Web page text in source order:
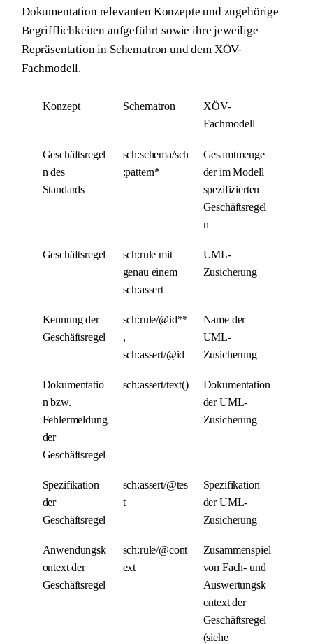
Dokumentation relevanten Konzepte und zugehörige
Begrifflichkeiten aufgeführt sowie ihre jeweilige
Repräsentation in Schematron und dem XÖV-
Fachmodell.
Konzept Schematron
XÖV-
Fachmodell
Geschäftsregel
n des
Standards
sch:schema/sch
:pattern*
Gesamtmenge
der im Modell
spezifizierten
Geschäftsregel
n
Geschäftsregel
sch:rule mit
genau einem
sch:assert
UML-
Zusicherung
Kennung der
Geschäftsregel
sch:rule/@id**
,
sch:assert/@id
Name der
UML-
Zusicherung
Dokumentatio
n bzw.
Fehlermeldung
der
Geschäftsregel
sch:assert/text()
Dokumentation
der UML-
Zusicherung
Spezifikation
der
Geschäftsregel
sch:assert/@tes
t
Spezifikation
der UML-
Zusicherung
Anwendungsk
ontext der
Geschäftsregel
sch:rule/@cont
ext
Zusammenspiel
von Fach- und
Auswertungsk
ontext der
Geschäftsregel
(siehe